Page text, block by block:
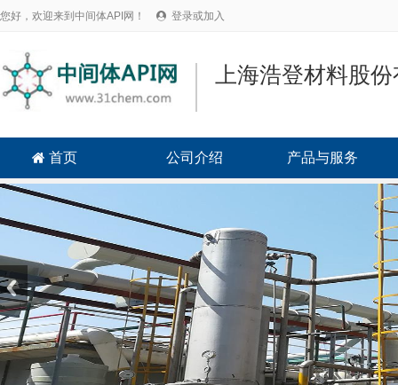
您好，欢迎来到中间体API网！  登录或加入
上海浩登材料股
 首页 公司介绍 产品与服务